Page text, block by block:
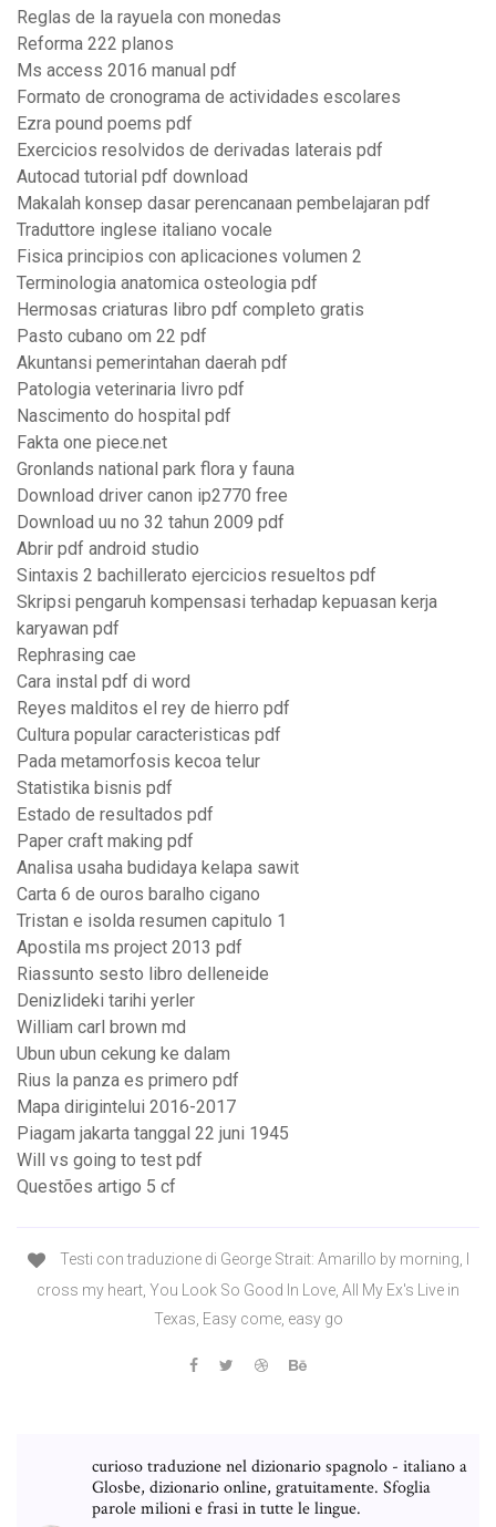
Reglas de la rayuela con monedas
Reforma 222 planos
Ms access 2016 manual pdf
Formato de cronograma de actividades escolares
Ezra pound poems pdf
Exercicios resolvidos de derivadas laterais pdf
Autocad tutorial pdf download
Makalah konsep dasar perencanaan pembelajaran pdf
Traduttore inglese italiano vocale
Fisica principios con aplicaciones volumen 2
Terminologia anatomica osteologia pdf
Hermosas criaturas libro pdf completo gratis
Pasto cubano om 22 pdf
Akuntansi pemerintahan daerah pdf
Patologia veterinaria livro pdf
Nascimento do hospital pdf
Fakta one piece.net
Gronlands national park flora y fauna
Download driver canon ip2770 free
Download uu no 32 tahun 2009 pdf
Abrir pdf android studio
Sintaxis 2 bachillerato ejercicios resueltos pdf
Skripsi pengaruh kompensasi terhadap kepuasan kerja
karyawan pdf
Rephrasing cae
Cara instal pdf di word
Reyes malditos el rey de hierro pdf
Cultura popular caracteristicas pdf
Pada metamorfosis kecoa telur
Statistika bisnis pdf
Estado de resultados pdf
Paper craft making pdf
Analisa usaha budidaya kelapa sawit
Carta 6 de ouros baralho cigano
Tristan e isolda resumen capitulo 1
Apostila ms project 2013 pdf
Riassunto sesto libro delleneide
Denizlideki tarihi yerler
William carl brown md
Ubun ubun cekung ke dalam
Rius la panza es primero pdf
Mapa dirigintelui 2016-2017
Piagam jakarta tanggal 22 juni 1945
Will vs going to test pdf
Questões artigo 5 cf
Testi con traduzione di George Strait: Amarillo by morning, I
cross my heart, You Look So Good In Love, All My Ex's Live in
Texas, Easy come, easy go
curioso traduzione nel dizionario spagnolo - italiano a
Glosbe, dizionario online, gratuitamente. Sfoglia
parole milioni e frasi in tutte le lingue.